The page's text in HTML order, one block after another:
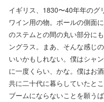
イギリス、1830〜40年年のグ
ワイン用の物。ボールの側面
のステムとの間の丸い部分に
ングラス。まあ、そんな感じ
いいかもしれない。僕はシャ
に一度くらい、かな。僕はお
共に二十代に暮らしていたと
ブームにならないことを願う